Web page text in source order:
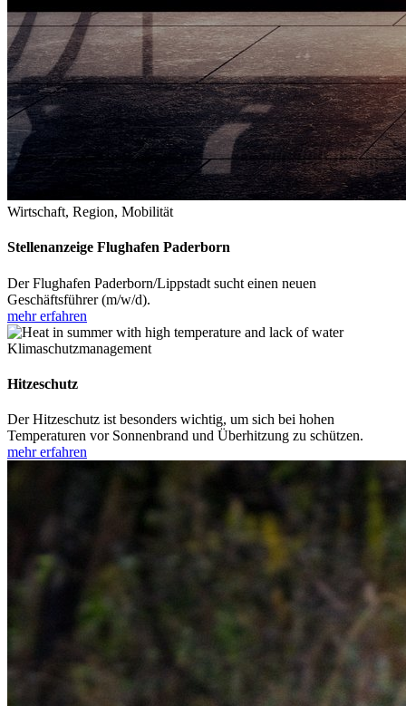
Wirtschaft, Region, Mobilität
Stellenanzeige Flughafen Paderborn
Der Flughafen Paderborn/Lippstadt sucht einen neuen
Geschäftsführer (m/w/d).
mehr erfahren
Klimaschutzmanagement
Hitzeschutz
Der Hitzeschutz ist besonders wichtig, um sich bei hohen
Temperaturen vor Sonnenbrand und Überhitzung zu schützen.
mehr erfahren